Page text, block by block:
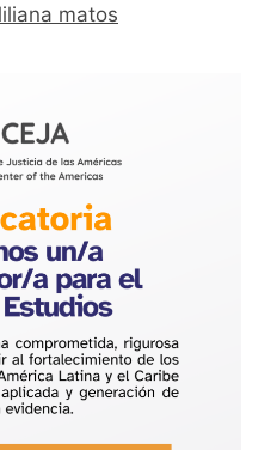
liliana matos